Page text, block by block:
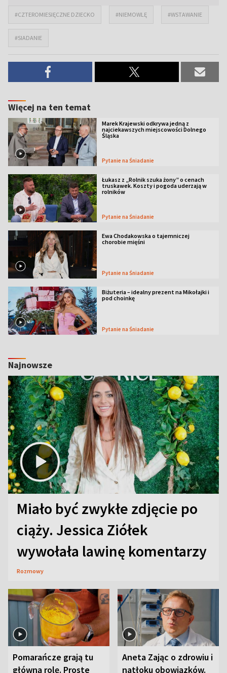
#CZTEROMIESIĘCZNE DZIECKO #NIEMOWLĘ #WSTAWANIE
#SIADANIE
Więcej na ten temat
Marek Krajewski odkrywa jedną z
najciekawszych miejscowości Dolnego
Śląska
Pytanie na Śniadanie
Łukasz z „Rolnik szuka żony” o cenach
truskawek. Koszty i pogoda uderzają w
rolników
Pytanie na Śniadanie
Ewa Chodakowska o tajemniczej
chorobie mięśni
Pytanie na Śniadanie
Biżuteria – idealny prezent na Mikołajki i
pod choinkę
Pytanie na Śniadanie
Najnowsze
Miało być zwykłe zdjęcie po
ciąży. Jessica Ziółek
wywołała lawinę komentarzy
Rozmowy
Pomarańcze grają tu
główną rolę. Proste
Aneta Zając o zdrowiu i
natłoku obowiązków.